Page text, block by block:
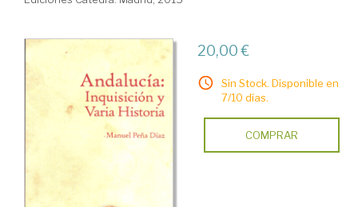
20,00 €
Sin Stock. Disponible en
7/10 días.
COMPRAR